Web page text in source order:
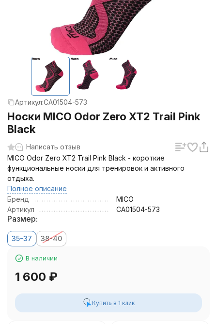
Артикул:CA01504-573
Носки MICO Odor Zero XT2 Trail Pink
Black
Написать отзыв
MICO Odor Zero XT2 Trail Pink Black - короткие
функциональные носки для тренировок и активного
отдыха.
Полное описание
Бренд
MICO
Артикул
CA01504-573
Размер:
35-37 38-40
В наличии
1 600 ₽
Купить в 1 клик